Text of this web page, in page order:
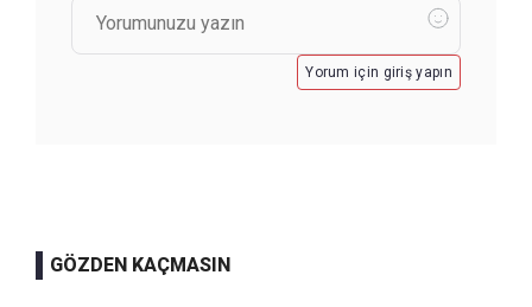
Yorum için giriş yapın
GÖZDEN KAÇMASIN